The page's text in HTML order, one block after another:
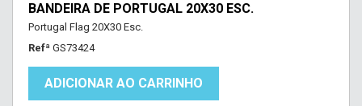
BANDEIRA DE PORTUGAL 20X30 ESC.
Portugal Flag 20X30 Esc.
Refª GS73424
ADICIONAR AO CARRINHO